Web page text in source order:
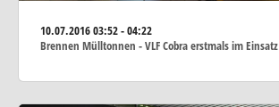
10.07.201603:52 - 04:22
Brennen Mülltonnen - VLF Cobra erstmals im Einsatz